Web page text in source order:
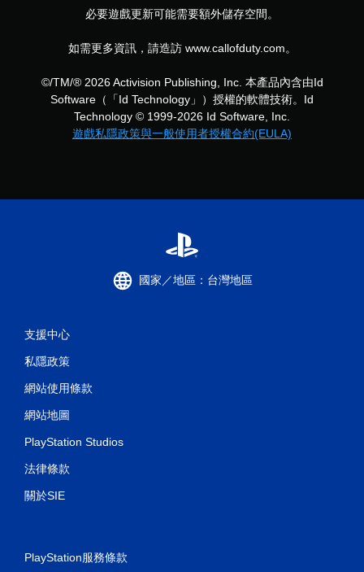
必要遊戲更新可能需要額外儲存空間。
如需更多資訊，請造訪 www.callofduty.com。
©/TM/® 2026 Activision Publishing, Inc. 本產品內含由Id
Software（「Id Technology」）授權的軟體技術。Id
Technology © 1999-2026 Id Software, Inc.
遊戲私隱政策與一般使用者授權合約(EULA)
國家／地區：台灣地區
支援中心
私隱政策
網站使用條款
網站地圖
PlayStation Studios
法律條款
關於SIE
PlayStation服務條款